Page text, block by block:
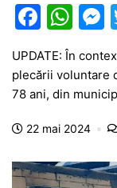
F
c
e
b
o
o
W
at
s
A
p
s
s
UPDATE: În
plecării voluntare
78 ani, din
22 mai 2024